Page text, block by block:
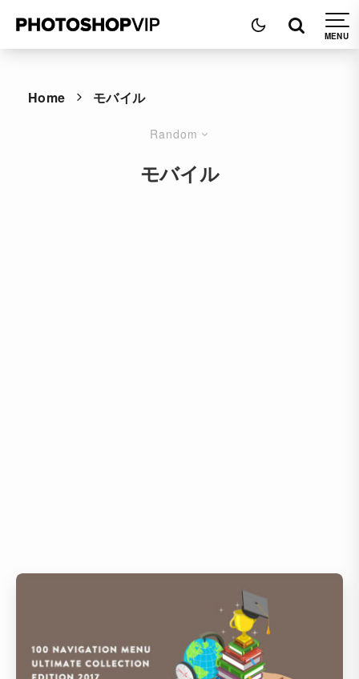
Home モバイル
Random
モバイル